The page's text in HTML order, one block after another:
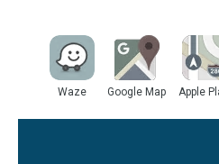
Waze Google Map Apple